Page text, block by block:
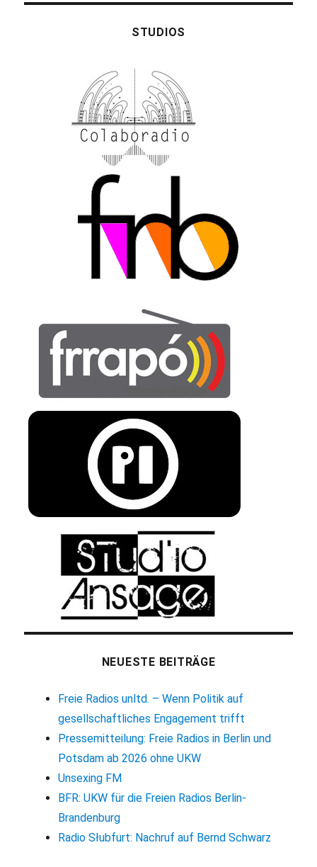
STUDIOS
NEUESTE BEITRÄGE
Freie Radios unltd. – Wenn Politik auf
gesellschaftliches Engagement trifft
Pressemitteilung: Freie Radios in Berlin und
Potsdam ab 2026 ohne UKW
Unsexing FM
BFR: UKW für die Freien Radios Berlin-
Brandenburg
Radio Słubfurt: Nachruf auf Bernd Schwarz